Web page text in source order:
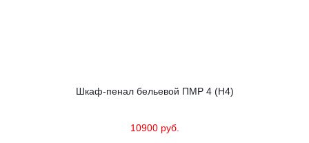
Шкаф-пенал бельевой ПМР 4 (Н4)
10900 руб.